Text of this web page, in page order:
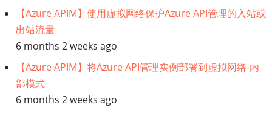
析【Azure APIM】使用虚拟网络保护Azure API管理的入站或
出站流量
6 months 2 weeks ago
【Azure APIM】将Azure API管理实例部署到虚拟网络-内
部模式
6 months 2 weeks ago